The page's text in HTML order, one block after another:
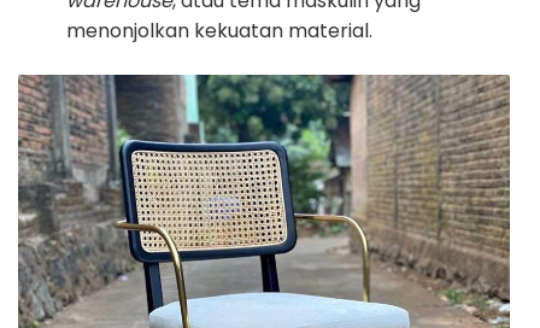
menonjolkan kekuatan material.